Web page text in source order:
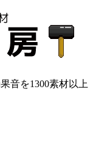
音を1300素材以上